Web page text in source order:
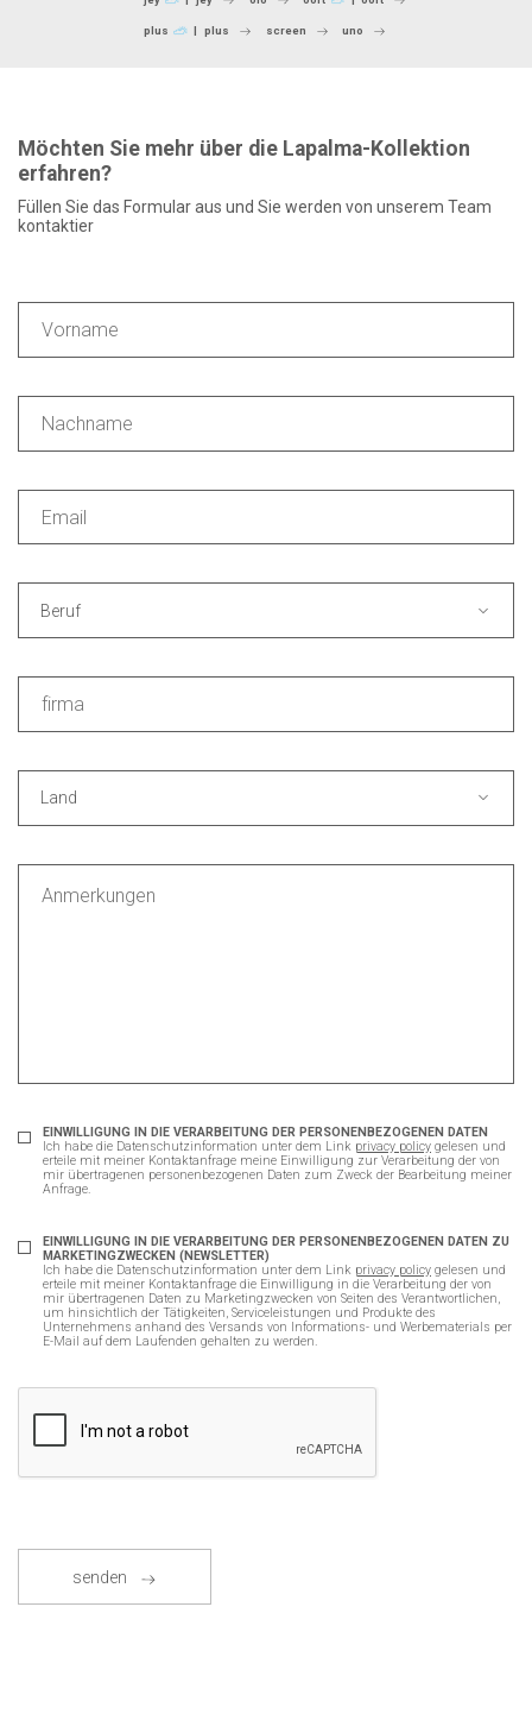
plus
plus screen uno
Möchten Sie mehr über die Lapalma-Kollektion
erfahren?
Füllen Sie das Formular aus und Sie werden von unserem Team
kontaktier
Beruf
Land
EINWILLIGUNG IN DIE VERARBEITUNG DER PERSONENBEZOGENEN DATEN
Ich habe die Datenschutzinformation unter dem Link privacy policy gelesen und
erteile mit meiner Kontaktanfrage meine Einwilligung zur Verarbeitung der von
mir übertragenen personenbezogenen Daten zum Zweck der Bearbeitung meiner
Anfrage.
EINWILLIGUNG IN DIE VERARBEITUNG DER PERSONENBEZOGENEN DATEN ZU
MARKETINGZWECKEN (NEWSLETTER)
Ich habe die Datenschutzinformation unter dem Link privacy policy gelesen und
erteile mit meiner Kontaktanfrage die Einwilligung in die Verarbeitung der von
mir übertragenen Daten zu Marketingzwecken von Seiten des Verantwortlichen,
um hinsichtlich der Tätigkeiten, Serviceleistungen und Produkte des
Unternehmens anhand des Versands von Informations- und Werbematerials per
E-Mail auf dem Laufenden gehalten zu werden.
senden